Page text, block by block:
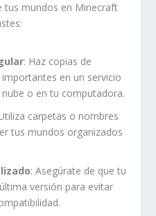
tus mundos en Minecraft
: Haz copias de
en un servicio
o en tu computadora.
carpetas o nombres
tus mundos organizados
: Asegúrate de que tu
versión para evitar